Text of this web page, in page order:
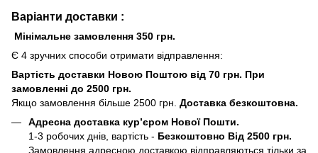
Варіанти доставки :
Мінімальне замовлення 350 грн.
Є 4 зручних способи отримати відправлення:
Вартість доставки Новою Поштою від 70 грн. При
замовленні до 2500 грн.
Якщо замовлення більше 2500 грн. Доставка безкоштовна.
Адресна доставка кур’єром Нової Пошти.
1-3 робочих днів, вартість - Безкоштовно Від 2500 грн.
Замовлення адресною доставкою відправляються тільки за